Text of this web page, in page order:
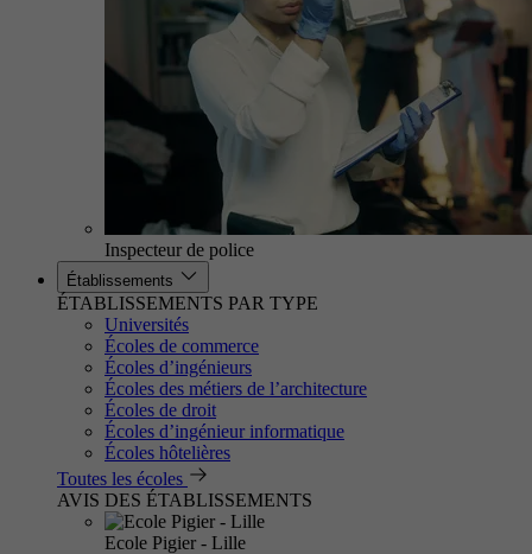
Inspecteur de police
Établissements
ÉTABLISSEMENTS PAR TYPE
Universités
Écoles de commerce
Écoles d’ingénieurs
Écoles des métiers de l’architecture
Écoles de droit
Écoles d’ingénieur informatique
Écoles hôtelières
Toutes les écoles
AVIS DES ÉTABLISSEMENTS
Ecole Pigier - Lille